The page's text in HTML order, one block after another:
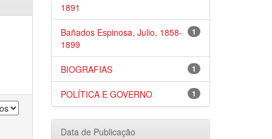
1891
1
Bañados Espinosa, Julio, 1858-
1899
1
BIOGRAFIAS
1
POLÍTICA E GOVERNO
Data de Publicação